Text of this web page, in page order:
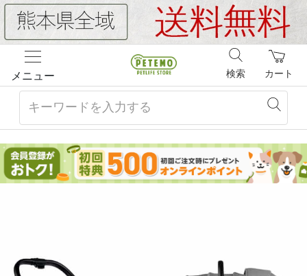
メニュー カート
検索